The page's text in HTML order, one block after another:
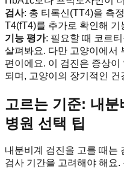
검사: 총 티록신(TT4)을 측
T4(fT4)를 추가로 확인해
기능 평가: 필요할 때 코르
살펴봐요. 다만 고양이에서
편이에요. 이 검진은 증상이
되며, 고양이의 장기적인
고르는 기준: 내
병원 선택 팁
내분비계 검진을 고를 때는
검사 기간을 고려해야 해요